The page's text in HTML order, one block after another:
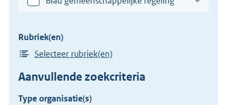
Rubriek(en)
Selecteer rubriek(en)
Aanvullende zoekcriteria
Type organisatie(s)